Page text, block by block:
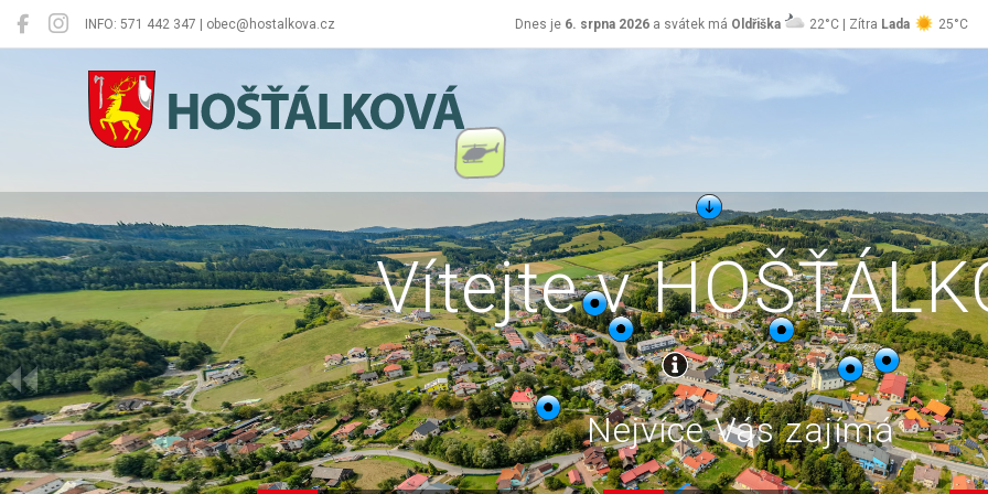
INFO: 571 442 347 | obec@hostalkova.cz Dnes je 6. srpna 2026a svátek má Oldřiška 22°C | Zítra Lada 25°C
Hošťálková
Vítejte v
Nejvíce Vás zajímá